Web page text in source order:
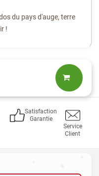
du pays d'auge, terre
!
Satisfaction
Garantie
Service
Client